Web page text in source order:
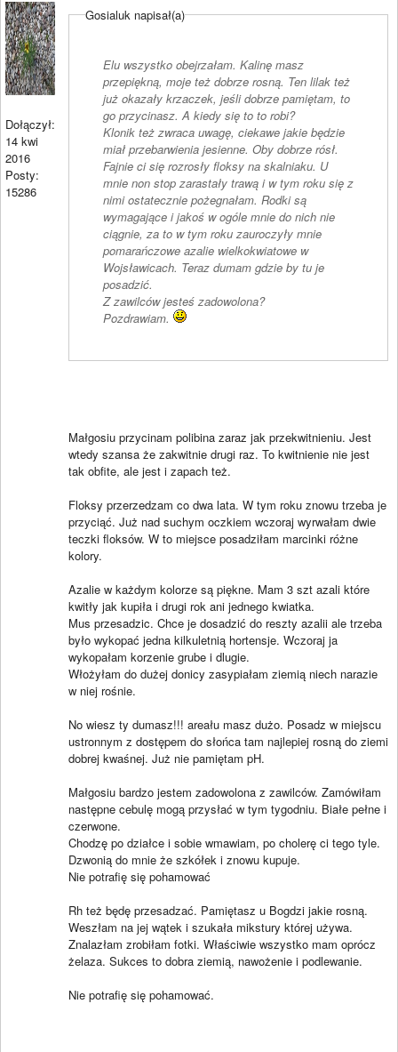
Dołączył:
14 kwi
2016
Posty:
15286
Gosialuk napisał(a)
Elu wszystko obejrzałam. Kalinę masz
przepiękną, moje też dobrze rosną. Ten lilak też
już okazały krzaczek, jeśli dobrze pamiętam, to
go przycinasz. A kiedy się to to robi?
Klonik też zwraca uwagę, ciekawe jakie będzie
miał przebarwienia jesienne. Oby dobrze rósł.
Fajnie ci się rozrosły floksy na skalniaku. U
mnie non stop zarastały trawą i w tym roku się z
nimi ostatecznie pożegnałam. Rodki są
wymagające i jakoś w ogóle mnie do nich nie
ciągnie, za to w tym roku zauroczyły mnie
pomarańczowe azalie wielkokwiatowe w
Wojsławicach. Teraz dumam gdzie by tu je
posadzić.
Z zawilców jesteś zadowolona?
Pozdrawiam.
Małgosiu przycinam polibina zaraz jak przekwitnieniu. Jest
wtedy szansa że zakwitnie drugi raz. To kwitnienie nie jest
tak obfite, ale jest i zapach też.
Floksy przerzedzam co dwa lata. W tym roku znowu trzeba je
przyciąć. Już nad suchym oczkiem wczoraj wyrwałam dwie
teczki floksów. W to miejsce posadziłam marcinki różne
kolory.
Azalie w każdym kolorze są piękne. Mam 3 szt azali które
kwitły jak kupiła i drugi rok ani jednego kwiatka.
Mus przesadzic. Chce je dosadzić do reszty azalii ale trzeba
było wykopać jedna kilkuletnią hortensje. Wczoraj ja
wykopałam korzenie grube i dlugie.
Włożyłam do dużej donicy zasypiałam ziemią niech narazie
w niej rośnie.
No wiesz ty dumasz!!! areału masz dużo. Posadz w miejscu
ustronnym z dostępem do słońca tam najlepiej rosną do ziemi
dobrej kwaśnej. Już nie pamiętam pH.
Małgosiu bardzo jestem zadowolona z zawilców. Zamówiłam
następne cebulę mogą przysłać w tym tygodniu. Białe pełne i
czerwone.
Chodzę po działce i sobie wmawiam, po cholerę ci tego tyle.
Dzwonią do mnie że szkółek i znowu kupuje.
Nie potrafię się pohamować
Rh też będę przesadzać. Pamiętasz u Bogdzi jakie rosną.
Weszłam na jej wątek i szukała mikstury której używa.
Znalazłam zrobiłam fotki. Właściwie wszystko mam oprócz
żelaza. Sukces to dobra ziemią, nawożenie i podlewanie.
Nie potrafię się pohamować.